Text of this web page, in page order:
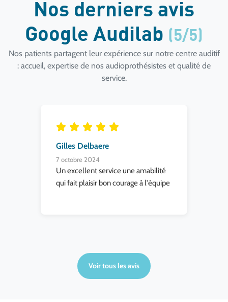
Nos derniers avis
Google Audilab (5/5)
Nos patients partagent leur expérience sur notre centre auditif
: accueil, expertise de nos audioprothésistes et qualité de
service.
Gilles Delbaere
7 octobre 2024
Un excellent service une amabilité
qui fait plaisir bon courage à l'équipe
Voir tous les avis